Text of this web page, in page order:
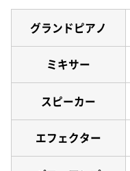
グランドピアノ
ミキサー
スピーカー
エフェクター